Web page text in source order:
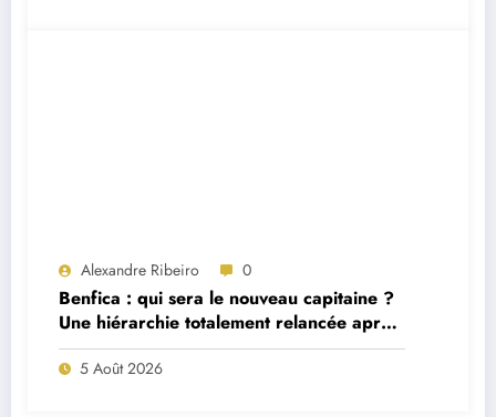
Alexandre Ribeiro 0
Benfica : qui sera le nouveau capitaine ?
Une hiérarchie totalement relancée après
deux départs majeurs
5 Août 2026